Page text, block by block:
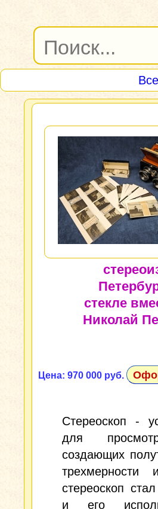
стекле
Николай
Цена: 970 000 руб.
Стереоскоп -
для
создающих
стереоскоп
и его